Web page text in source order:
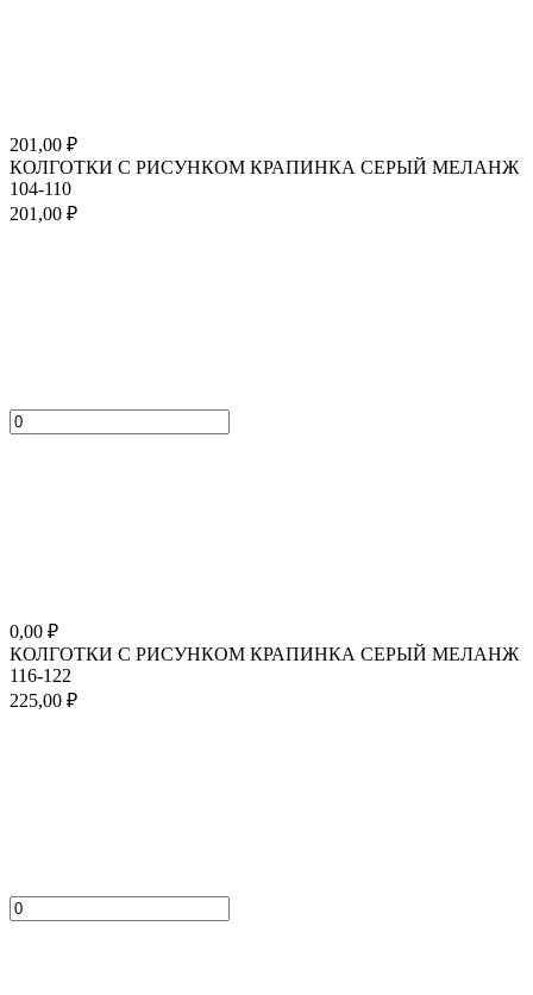
201,00 ₽
КОЛГОТКИ С РИСУНКОМ КРАПИНКА СЕРЫЙ МЕЛАНЖ
104-110
201,00 ₽
0,00 ₽
КОЛГОТКИ С РИСУНКОМ КРАПИНКА СЕРЫЙ МЕЛАНЖ
116-122
225,00 ₽